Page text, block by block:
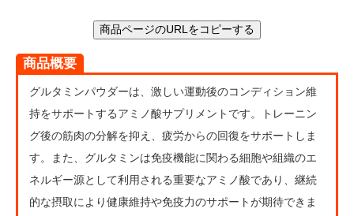
商品ページのURLをコピーする
商品概要
グルタミンパウダーは、激しい運動後のコンディション維
持をサポートするアミノ酸サプリメントです。トレーニン
グ後の筋肉の分解を抑え、疲労からの回復をサポートしま
す。また、グルタミンは免疫機能に関わる細胞や組織のエ
ネルギー源として利用される重要なアミノ酸であり、継続
的な摂取により健康維持や免疫力のサポートが期待できま